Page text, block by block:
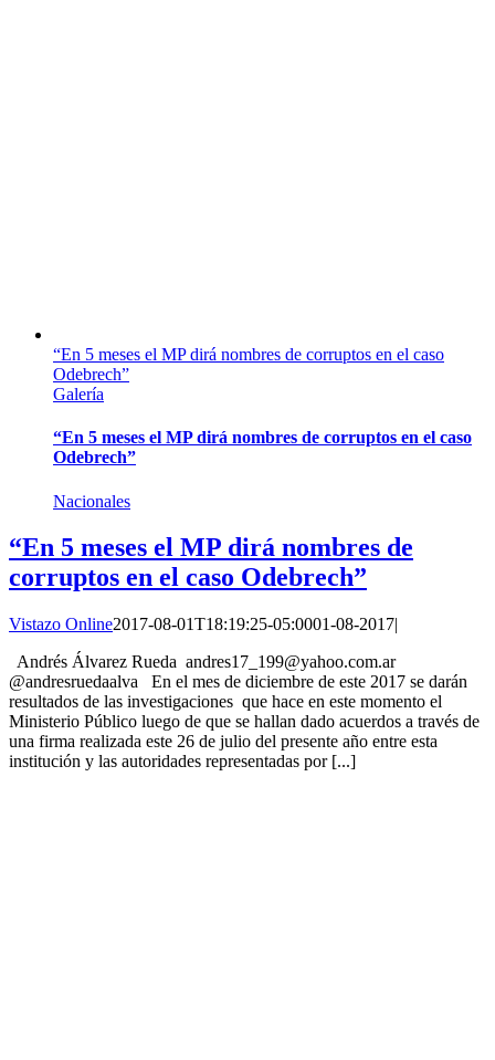
“En 5 meses el MP dirá nombres de corruptos en el caso
Odebrech”
Galería
“En 5 meses el MP dirá nombres de corruptos en el caso
Odebrech”
Nacionales
“En 5 meses el MP dirá nombres de
corruptos en el caso Odebrech”
Vistazo Online2017-08-01T18:19:25-05:0001-08-2017|
Andrés Álvarez Rueda andres17_199@yahoo.com.ar
@andresruedaalva En el mes de diciembre de este 2017 se darán
resultados de las investigaciones que hace en este momento el
Ministerio Público luego de que se hallan dado acuerdos a través de
una firma realizada este 26 de julio del presente año entre esta
institución y las autoridades representadas por [...]